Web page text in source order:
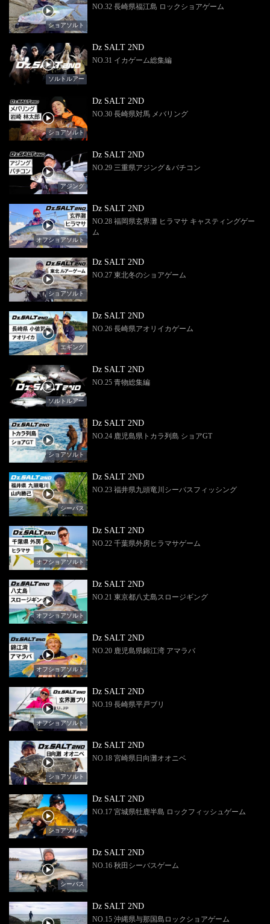
ショアソルト
NO.32 長崎県福江島 ロックショアゲーム
ソルトルアー
Dz SALT 2ND
NO.31 イカゲーム総集編
ショアソルト
Dz SALT 2ND
NO.30 長崎県対馬 メバリング
アジング
Dz SALT 2ND
NO.29 三重県アジング＆バチコン
オフショアソルト
Dz SALT 2ND
NO.28 福岡県玄界灘 ヒラマサ キャスティングゲー
ム
ショアソルト
Dz SALT 2ND
NO.27 東北冬のショアゲーム
エギング
Dz SALT 2ND
NO.26 長崎県アオリイカゲーム
ソルトルアー
Dz SALT 2ND
NO.25 青物総集編
ショアソルト
Dz SALT 2ND
NO.24 鹿児島県トカラ列島 ショアGT
シーバス
Dz SALT 2ND
NO.23 福井県九頭竜川シーバスフィッシング
オフショアソルト
Dz SALT 2ND
NO.22 千葉県外房ヒラマサゲーム
オフショアソルト
Dz SALT 2ND
NO.21 東京都八丈島スロージギング
オフショアソルト
Dz SALT 2ND
NO.20 鹿児島県錦江湾 アマラバ
オフショアソルト
Dz SALT 2ND
NO.19 長崎県平戸ブリ
ショアソルト
Dz SALT 2ND
NO.18 宮崎県日向灘オオニベ
ショアソルト
Dz SALT 2ND
NO.17 宮城県牡鹿半島 ロックフィッシュゲーム
シーバス
Dz SALT 2ND
NO.16 秋田シーバスゲーム
Dz SALT 2ND
NO.15 沖縄県与那国島ロックショアゲーム